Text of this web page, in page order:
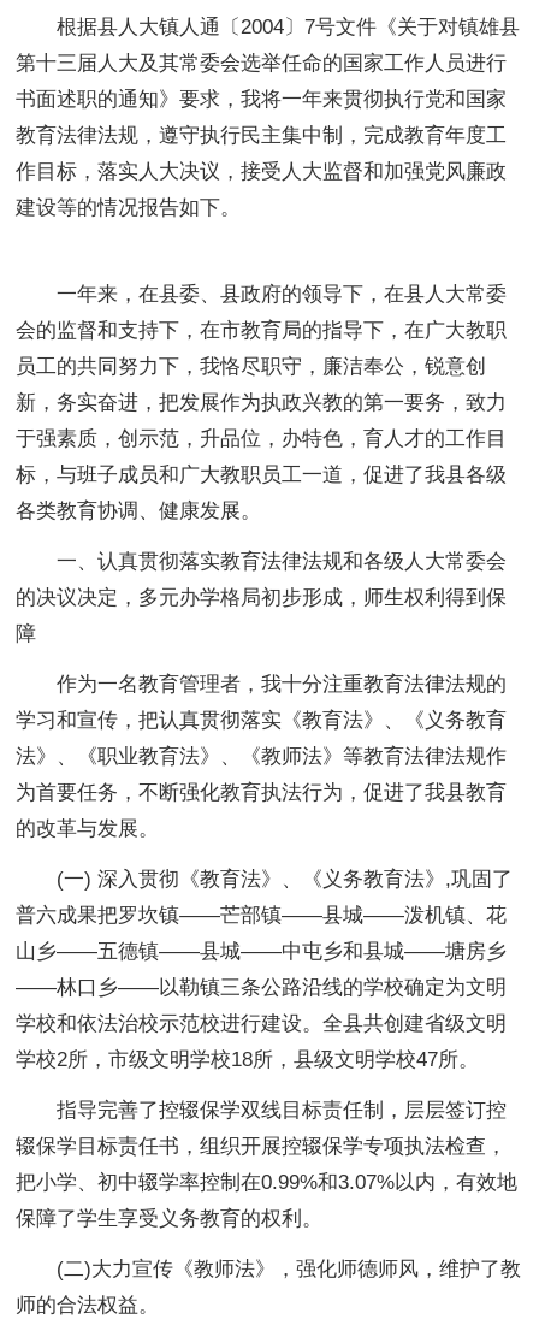
根据县人大镇人通〔2004〕7号文件《关于对镇雄县
第十三届人大及其常委会选举任命的国家工作人员进行
书面述职的通知》要求，我将一年来贯彻执行党和国家
教育法律法规，遵守执行民主集中制，完成教育年度工
作目标，落实人大决议，接受人大监督和加强党风廉政
建设等的情况报告如下。
一年来，在县委、县政府的领导下，在县人大常委
会的监督和支持下，在市教育局的指导下，在广大教职
员工的共同努力下，我恪尽职守，廉洁奉公，锐意创
新，务实奋进，把发展作为执政兴教的第一要务，致力
于强素质，创示范，升品位，办特色，育人才的工作目
标，与班子成员和广大教职员工一道，促进了我县各级
各类教育协调、健康发展。
一、认真贯彻落实教育法律法规和各级人大常委会
的决议决定，多元办学格局初步形成，师生权利得到保
障
作为一名教育管理者，我十分注重教育法律法规的
学习和宣传，把认真贯彻落实《教育法》、《义务教育
法》、《职业教育法》、《教师法》等教育法律法规作
为首要任务，不断强化教育执法行为，促进了我县教育
的改革与发展。
(一) 深入贯彻《教育法》、《义务教育法》,巩固了
普六成果把罗坎镇——芒部镇——县城——泼机镇、花
山乡——五德镇——县城——中屯乡和县城——塘房乡
——林口乡——以勒镇三条公路沿线的学校确定为文明
学校和依法治校示范校进行建设。全县共创建省级文明
学校2所，市级文明学校18所，县级文明学校47所。
指导完善了控辍保学双线目标责任制，层层签订控
辍保学目标责任书，组织开展控辍保学专项执法检查，
把小学、初中辍学率控制在0.99%和3.07%以内，有效地
保障了学生享受义务教育的权利。
(二)大力宣传《教师法》，强化师德师风，维护了教
师的合法权益。